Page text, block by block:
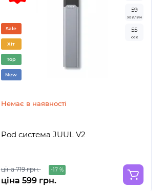
Sale
Хіт
Top
New
59
хвилин
54
сек
Немає в наявності
Pod система JUUL V2
ціна 719 грн. -17 %
ціна 599 грн.